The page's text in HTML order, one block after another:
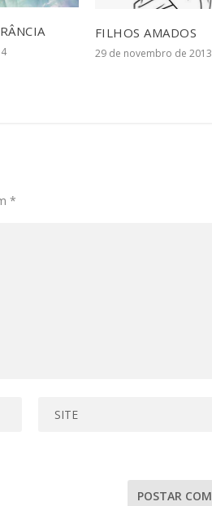
FILHOS AMADOS
29 de novembro de 2013
*